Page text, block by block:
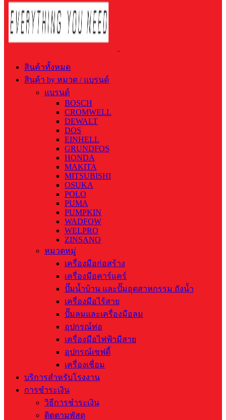
สินค้าทั้งหมด
สินค้า by หมวด / แบรนด์
แบรนด์
BOSCH
CROMWELL
DEWALT
DOS
EINHELL
GRUNDFOS
HONDA
MAKITA
MITSUBISHI
OSUKA
POLO
PUMA
PUMPKIN
WADFOW
WELPRO
ZINSANO
หมวดหมู่
เครื่องมือก่อสร้าง
เครื่องมือคาร์แคร์
ปั๊มน้ำบ้าน และปั๊มอุตสาหกรรม ถังน้ำ
เครื่องมือไร้สาย
ปั๊มลมและเครื่องมือลม
อุปกรณ์ท่อ
เครื่องมือไฟฟ้ามีสาย
อุปกรณ์เซฟตี้
เครื่องเชื่อม
บริการสำหรับโรงงาน
การชำระเงิน
วิธีการชำระเงิน
ติดตามพัสดุ